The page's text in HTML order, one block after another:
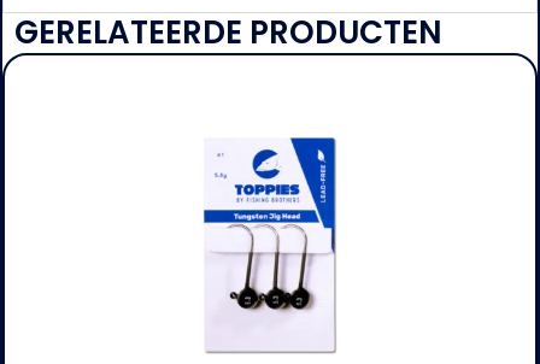
GERELATEERDE PRODUCTEN